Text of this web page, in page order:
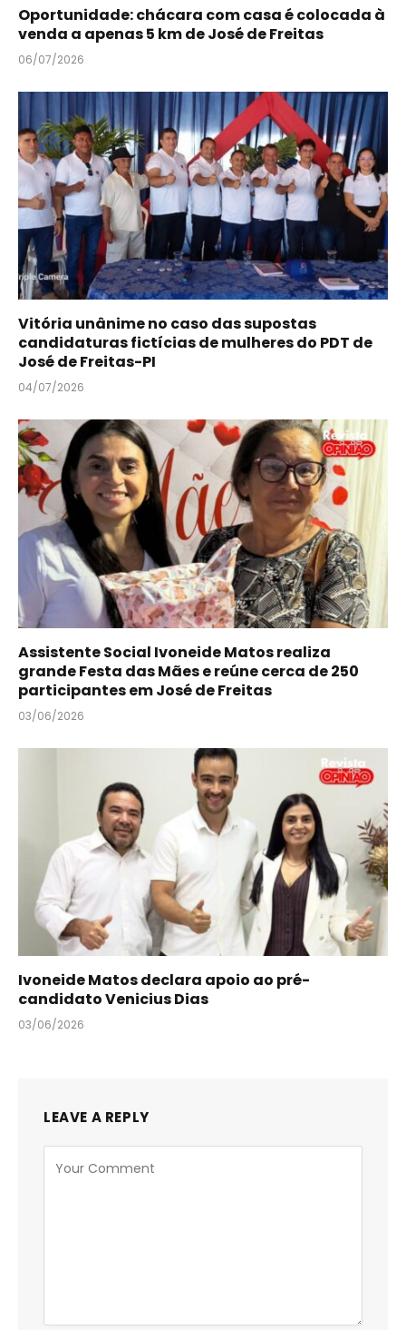
Oportunidade: chácara com casa é colocada à
venda a apenas 5 km de José de Freitas
06/07/2026
Vitória unânime no caso das supostas
candidaturas fictícias de mulheres do PDT de
José de Freitas-PI
04/07/2026
Assistente Social Ivoneide Matos realiza
grande Festa das Mães e reúne cerca de 250
participantes em José de Freitas
03/06/2026
Ivoneide Matos declara apoio ao pré-
candidato Venicius Dias
03/06/2026
LEAVE A REPLY